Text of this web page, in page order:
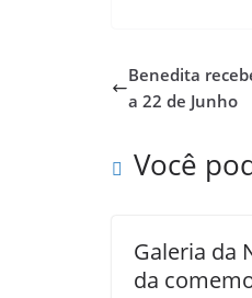
Benedita
a 22 de Junho
Você
Galeria da
da